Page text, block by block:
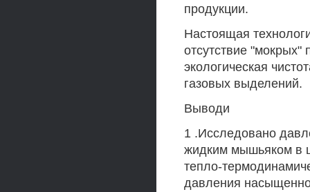
продукции.
Настоящая
отсутствие "мокрых"
экологическая
газовых выделений.
Выводи
1 .Исследовано
жидким мышьяком в
тепло-
давления